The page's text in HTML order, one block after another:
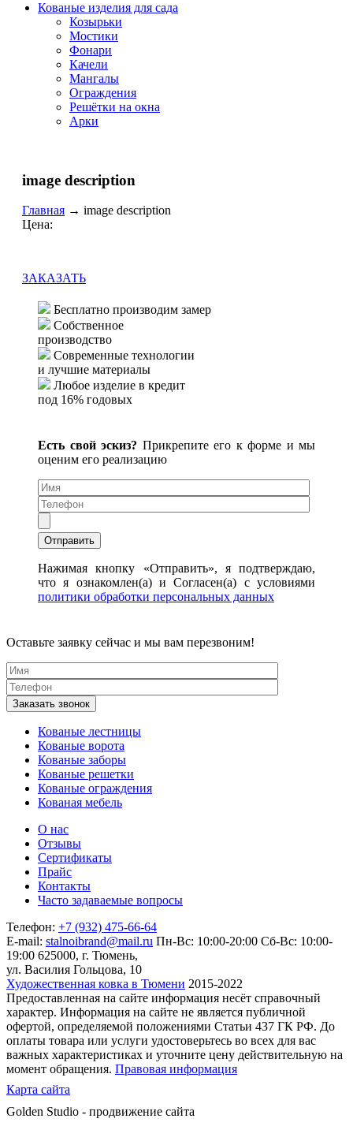
Кованые изделия для сада
Козырьки
Мостики
Фонари
Качели
Мангалы
Ограждения
Решётки на окна
Арки
image description
Главная → image description
Цена:
ЗАКАЗАТЬ
Бесплатно производим замер
Собственное
производство
Современные технологии
и лучшие материалы
Любое изделие в кредит
под 16% годовых
Есть свой эскиз? Прикрепите его к форме и мы
оценим его реализацию
Нажимая кнопку «Отправить», я подтверждаю,
что я ознакомлен(а) и Согласен(а) с условиями
политики обработки персональных данных
Оставьте заявку сейчас и мы вам перезвоним!
Кованые лестницы
Кованые ворота
Кованые заборы
Кованые решетки
Кованые ограждения
Кованая мебель
О нас
Отзывы
Сертификаты
Прайс
Контакты
Часто задаваемые вопросы
Телефон: +7 (932) 475-66-64
E-mail: stalnoibrand@mail.ru Пн-Вс: 10:00-20:00 Сб-Вс: 10:00-
19:00 625000, г. Тюмень,
ул. Василия Гольцова, 10
Художественная ковка в Тюмени 2015-2022
Предоставленная на сайте информация несёт справочный
характер. Информация на сайте не является публичной
офертой, определяемой положениями Статьи 437 ГК РФ. До
оплаты товара или услуги удостоверьтесь во всех для вас
важных характеристиках и уточните цену действительную на
момент обращения. Правовая информация
Карта сайта
Golden Studio - продвижение сайта